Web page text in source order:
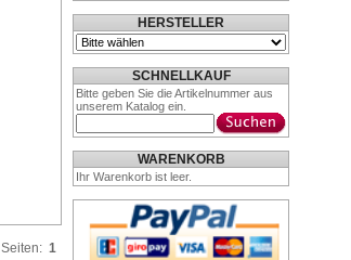
Seiten: 1
HERSTELLER
SCHNELLKAUF
Bitte geben Sie die Artikelnummer aus
unserem Katalog ein.
WARENKORB
Ihr Warenkorb ist leer.